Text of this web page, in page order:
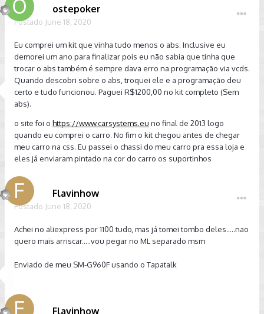
ostepoker
Postado June 18, 2020
Eu comprei um kit que vinha tudo menos o abs. Inclusive eu
demorei um ano para finalizar pois eu não sabia que tinha que
trocar o abs também é sempre dava erro na programação via vcds.
Quando descobri sobre o abs, troquei ele e a programação deu
certo e tudo funcionou. Paguei R$1200,00 no kit completo (Sem
abs).
o site foi o https://www.carsystems.eu no final de 2013 logo
quando eu comprei o carro. No fim o kit chegou antes de chegar
meu carro na css. Eu passei o chassi do meu carro pra essa loja e
eles já enviaram pintado na cor do carro os suportinhos
Flavinhow
Postado June 18, 2020
Achei no aliexpress por 1100 tudo, mas já tomei tombo deles.....nao
quero mais arriscar.....vou pegar no ML separado msm
Enviado de meu SM-G960F usando o Tapatalk
Flavinhow